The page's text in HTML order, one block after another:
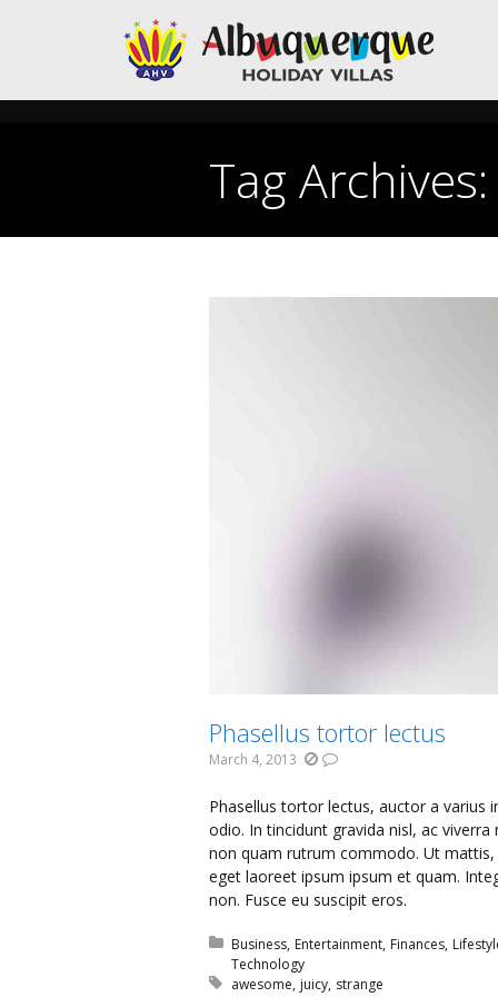
Tag
Phasellus tortor lectus
March 4, 2013
Phasellus tortor lectus, auctor a varius
odio. In tincidunt gravida nisl, ac
non quam rutrum commodo. Ut
eget laoreet ipsum ipsum et quam.
non. Fusce eu suscipit eros.
Posted in:
Business Entertainment Finances
Technology
Tagged with:
awesome juicy strange